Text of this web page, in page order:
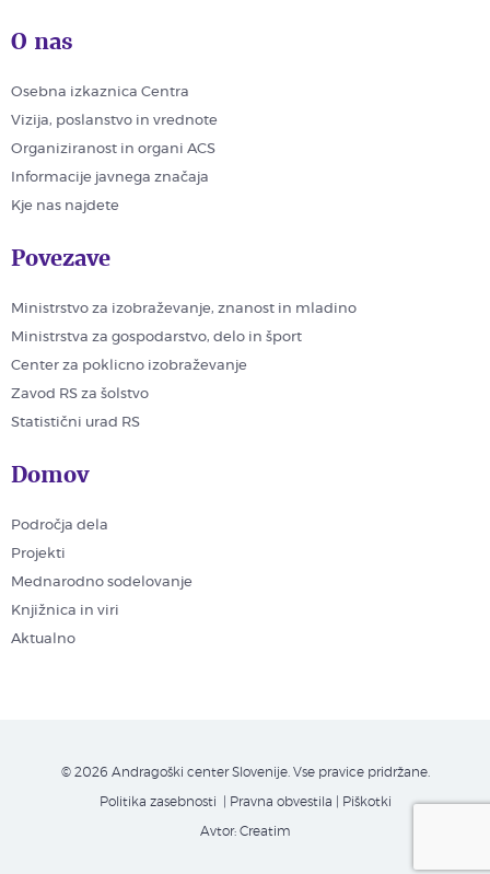
O nas
Osebna izkaznica Centra
Vizija, poslanstvo in vrednote
Organiziranost in organi ACS
Informacije javnega značaja
Kje nas najdete
Povezave
Ministrstvo za izobraževanje, znanost in mladino
Ministrstva za gospodarstvo, delo in šport
Center za poklicno izobraževanje
Zavod RS za šolstvo
Statistični urad RS
Domov
Področja dela
Projekti
Mednarodno sodelovanje
Knjižnica in viri
Aktualno
© 2026 Andragoški center Slovenije. Vse pravice pridržane.
Politika zasebnosti | Pravna obvestila Piškotki
Avtor: Creatim